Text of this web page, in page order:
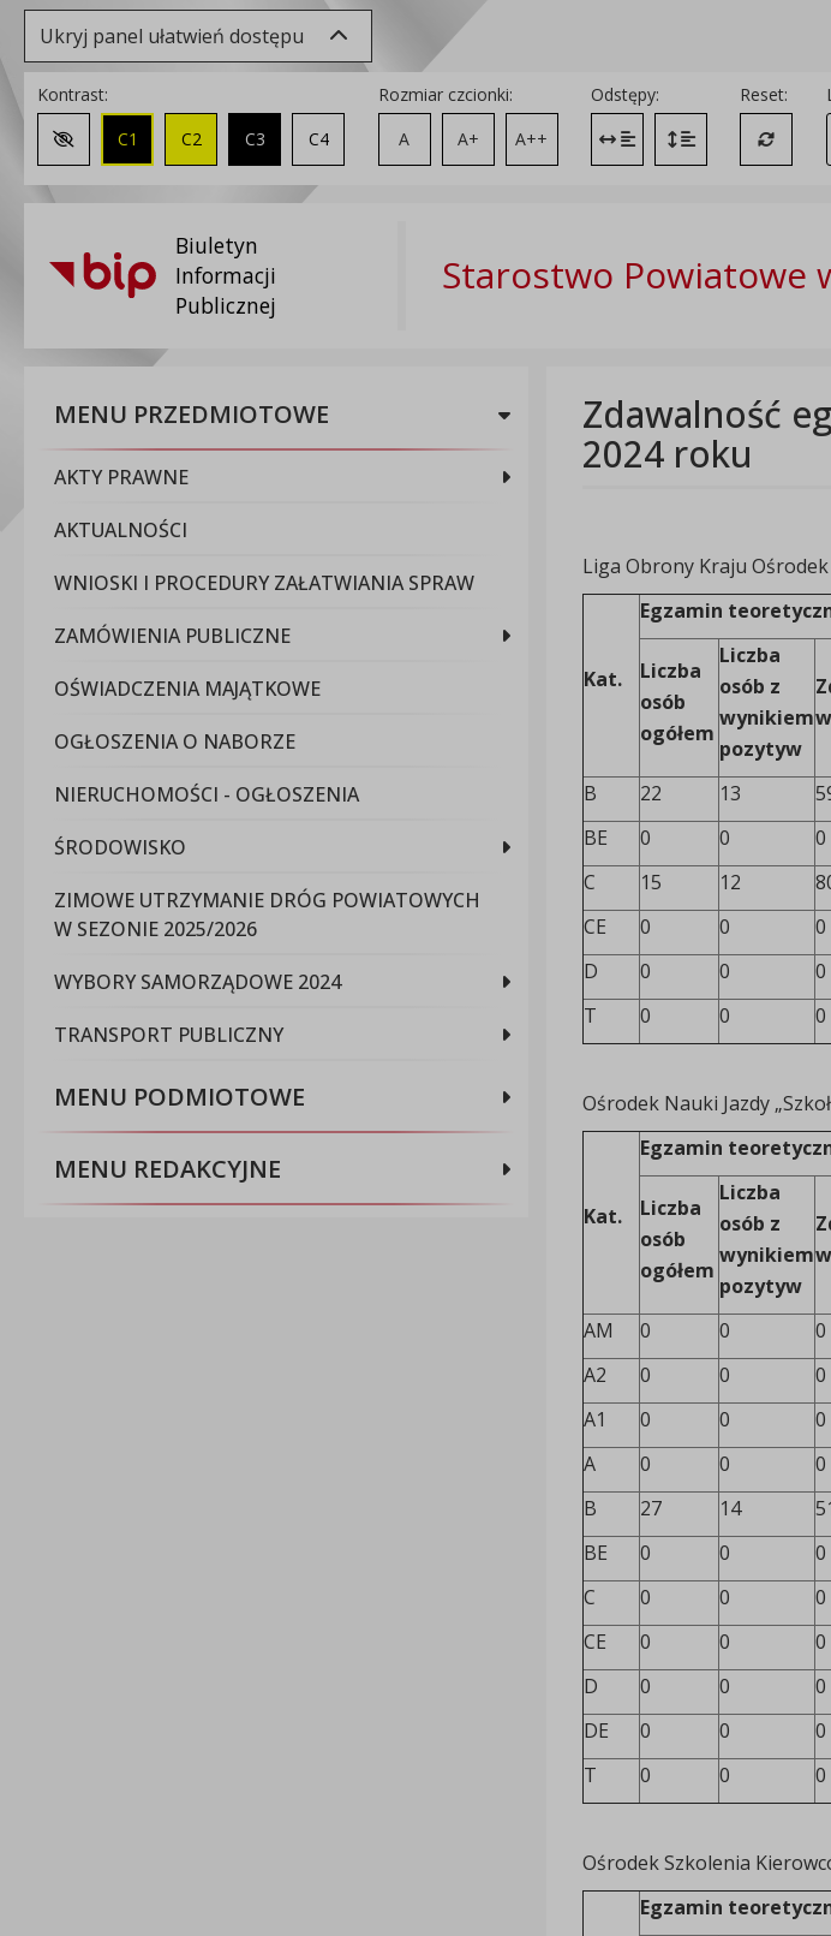
Ukryj panel ułatwień dostępu
Kontrast:
Zmień kontrast na domyślny
C1 C2 C3 C4
Rozmiar czcionki:
A
A+ A++
Odstępy:
Zmień odstęp między
Zmień interlinię i
Reset:
Biuletyn
Informacji
Publicznej
Starostwo Powiatowe
MENU PRZEDMIOTOWE
AKTY PRAWNE
AKTUALNOŚCI
WNIOSKI I PROCEDURY ZAŁATWIANIA SPRAW
ZAMÓWIENIA PUBLICZNE
OŚWIADCZENIA MAJĄTKOWE
OGŁOSZENIA O NABORZE
NIERUCHOMOŚCI - OGŁOSZENIA
ŚRODOWISKO
ZIMOWE UTRZYMANIE DRÓG POWIATOWYCH
W SEZONIE 2025/2026
WYBORY SAMORZĄDOWE 2024
TRANSPORT PUBLICZNY
MENU PODMIOTOWE
MENU REDAKCYJNE
Zdawalność
2024 roku
Liga Obrony Kraju
Kat.
Egzamin
Liczba
osób
ogółem
Liczba
osób z
wynikiem
pozytyw
B 22 13
BE
0 0 0
C
15 12
CE
0 0 0
D
0 0 0
T
0 0 0
Ośrodek Nauki Jazdy
Kat.
Egzamin
Liczba
osób
ogółem
Liczba
osób z
wynikiem
pozytyw
AM 0 0 0
A2
0 0 0
A1
0 0 0
A
0 0 0
B
27 14
BE
0 0 0
C
0 0 0
CE
0 0 0
D
0 0 0
DE
0 0 0
T
0 0 0
Ośrodek Szkolenia
Egzamin